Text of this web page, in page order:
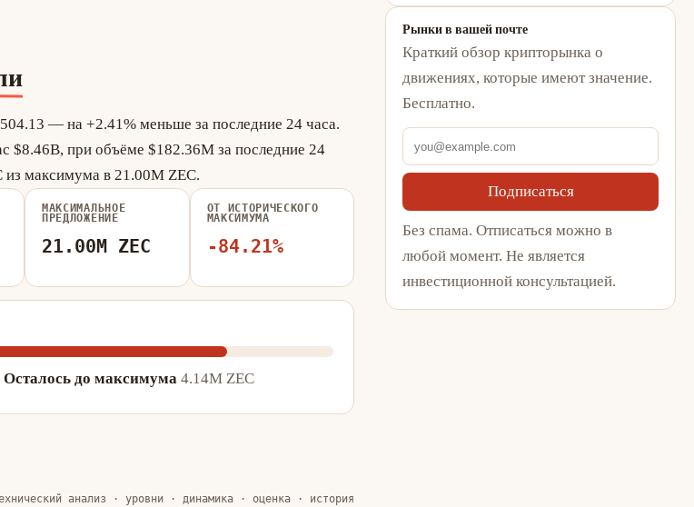
— на +2.41% меньше за последние 24 часа.
$8.46B, при объёме $182.36M за последние 24
максимума в 21.00M ZEC.
МАКСИМАЛЬНОЕ
ПРЕДЛОЖЕНИЕ
21.00M ZEC
ОТ ИСТОРИЧЕСКОГО
МАКСИМУМА
-84.21%
Осталось до максимума 4.14M ZEC
анализ · уровни · динамика · оценка · история
Рынки в вашей почте
Краткий обзор крипторынка о
движениях, которые имеют значение.
Бесплатно.
Подписаться
Без спама. Отписаться можно в
любой момент. Не является
инвестиционной консультацией.